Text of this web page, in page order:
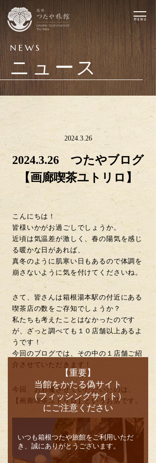
toggle
NEWS
ニュース
2024.3.26
2024.3.26 つたやブログ
【画廊喫茶ユトリロ】
こんにちは！
皆様いかがお過ごしでしょうか。
近頃は気温差が激しく、春の陽気を感じ
る暖かな日があれば、
真冬のように肌寒い日もあるので体調を
崩さないように気を付けてくださいね。
さて、皆さんは箱根湯本駅の付近にある
喫茶店の数をご存知でしょうか？
私たちも考えたことはなかったのです
が、ざっと調べても１０店舗以上あるよ
うです！
今回のブログでは、その中の１店舗ご紹
介させていただきます！
今回、お邪魔させていただいたのは、
【画廊喫茶ユトリロ】というお店です。
【重要】
当館をかたる偽サイト
（フィッシングサイト）
にご注意ください
いつも箱根つたや旅館をご利用いただ
き、誠にありがとうございます。